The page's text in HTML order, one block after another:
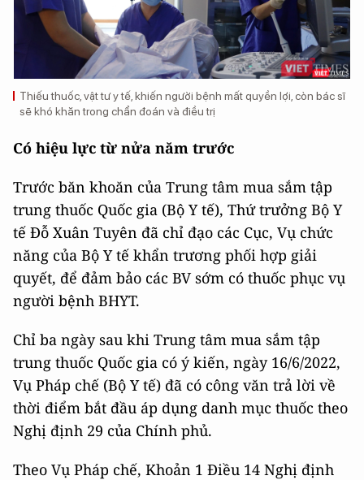
Thiếu thuốc, vật tư y tế, khiến người bệnh mất quyền lợi, còn bác sĩ
sẽ khó khăn trong chẩn đoán và điều trị
Có hiệu lực từ nửa năm trước
Trước băn khoăn của Trung tâm mua sắm tập
trung thuốc Quốc gia (Bộ Y tế), Thứ trưởng Bộ Y
tế Đỗ Xuân Tuyên đã chỉ đạo các Cục, Vụ chức
năng của Bộ Y tế khẩn trương phối hợp giải
quyết, để đảm bảo các BV sớm có thuốc phục vụ
người bệnh BHYT.
Chỉ ba ngày sau khi Trung tâm mua sắm tập
trung thuốc Quốc gia có ý kiến, ngày 16/6/2022,
Vụ Pháp chế (Bộ Y tế) đã có công văn trả lời về
thời điểm bắt đầu áp dụng danh mục thuốc theo
Nghị định 29 của Chính phủ.
Theo Vụ Pháp chế, Khoản 1 Điều 14 Nghị định